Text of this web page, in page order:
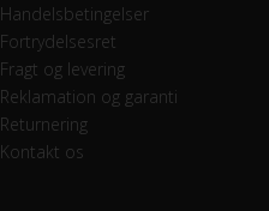
Handelsbetingelser
Fortrydelsesret
Fragt og levering
Reklamation og garanti
Returnering
Kontakt os